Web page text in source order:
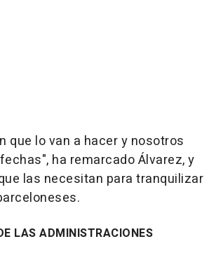
que lo van a hacer y nosotros
ha remarcado Álvarez, y
las necesitan para tranquilizar
LAS ADMINISTRACIONES